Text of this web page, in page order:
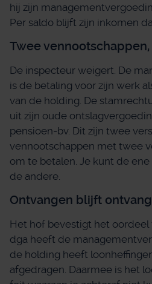
hij zijn
Per saldo blijft zijn inkomen
Twee
De inspecteur weigert. De
is de betaling voor zijn werk
van de holding. De
uit zijn oude
pensioen-bv. Dit zijn twee
vennootschappen met twee
om te betalen. Je kunt de
de andere.
Ontvangen blijft
Het hof bevestigt het oordeel
dga heeft de
de holding heeft
afgedragen. Daarmee is het